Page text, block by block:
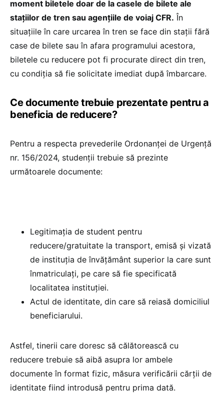
moment biletele doar de la casele de bilete ale
stațiilor de tren sau agențiile de voiaj CFR. În
situațiile în care urcarea în tren se face din stații fără
case de bilete sau în afara programului acestora,
biletele cu reducere pot fi procurate direct din tren,
cu condiția să fie solicitate imediat după îmbarcare.
Ce documente trebuie prezentate pentru a
beneficia de reducere?
Pentru a respecta prevederile Ordonanței de Urgență
nr. 156/2024, studenții trebuie să prezinte
următoarele documente:
Legitimația de student pentru
reducere/gratuitate la transport, emisă și vizată
de instituția de învățământ superior la care sunt
înmatriculați, pe care să fie specificată
localitatea instituției.
Actul de identitate, din care să reiasă domiciliul
beneficiarului.
Astfel, tinerii care doresc să călătorească cu
reducere trebuie să aibă asupra lor ambele
documente în format fizic, măsura verificării cărții de
identitate fiind introdusă pentru prima dată.